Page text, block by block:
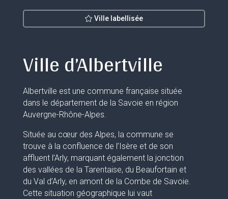
Ville labellisée
Ville d’Albertville
Albertville est une commune française située
dans le département de la Savoie en région
Auvergne-Rhône-Alpes.
Située au cœur des Alpes, la commune se
trouve à la confluence de l’Isère et de son
affluent l’Arly, marquant également la jonction
des vallées de la Tarentaise, du Beaufortain et
du Val d’Arly, en amont de la Combe de Savoie.
Cette situation géographique lui vaut